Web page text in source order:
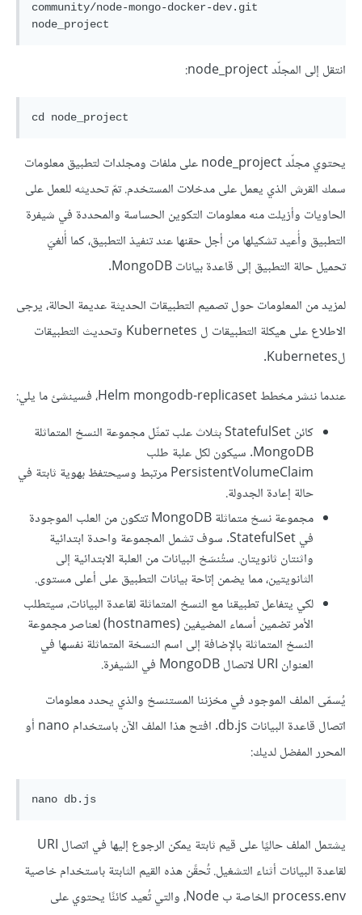
community/node-mongo-docker-dev.git
انتقل إلى المجلّد node_project:
يحتوي مجلّد node_project على ملفات ومجلدات لتطبيق معلومات
سمك القرش الذي يعمل على مدخلات المستخدم. تمّ تحديثه للعمل على
الحاويات وأزيلت منه معلومات التكوين الحساسة والمحددة في شيفرة
التطبيق وأُعيد تشكيلها من أجل حقنها عند تنفيذ التطبيق، كما أُلغيَ
تحميل حالة التطبيق إلى قاعدة بيانات MongoDB.
لمزيد من المعلومات حول تصميم التطبيقات الحديثة عديمة الحالة، يرجى
الاطلاع على هيكلة التطبيقات ل Kubernetes وتحديث التطبيقات
لKubernetes.
عندما ننشر مخطط Helm mongodb-replicaset، فسينشئ ما يلي:
كائن StatefulSet بثلاث علب تمثّل مجموعة النسخ المتماثلة
MongoDB. سيكون لكل علبة طلب
PersistentVolumeClaim مرتبط وسيحتفظ بهوية ثابتة في
حالة إعادة الجدولة.
مجموعة نسخ متماثلة MongoDB تتكون من العلب الموجودة
في StatefulSet. سوف تشمل المجموعة واحدة ابتدائية
واثنتان ثانويتان. ستُنسَخ البيانات من العلبة الابتدائية إلى
الثانويتين، مما يضمن إتاحة بيانات التطبيق على أعلى مستوى.
لكي يتفاعل تطبيقنا مع النسخ المتماثلة لقاعدة البيانات، سيتطلب
الأمر تضمين أسماء المضيفين (hostnames) لعناصر مجموعة
النسخ المتماثلة بالإضافة إلى اسم النسخة المتماثلة نفسها في
العنوان URI لاتصال MongoDB في الشيفرة.
يُسمّى الملف الموجود في مخزننا المستنسخ والذي يحدد معلومات
اتصال قاعدة البيانات db.js. افتح هذا الملف الآن باستخدام nano أو
المحرر المفضل لديك:
يشتمل الملف حاليًا على قيم ثابتة يمكن الرجوع إليها في اتصال URI
لقاعدة البيانات أثناء التشغيل. تُحقًن هذه القيم الثابتة باستخدام خاصية
process.env الخاصة ب Node، والتي تُعيد كائنًا يحتوي على